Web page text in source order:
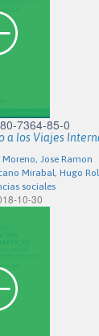
7364-85-0
a los Viajes
Moreno, Jose Ramon
Mirabal, Hugo
sociales
10-30